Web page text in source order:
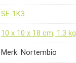
‎SE-1K3
‎10 x 10 x 18 cm; 1.3 kg
Merk: Nortembio